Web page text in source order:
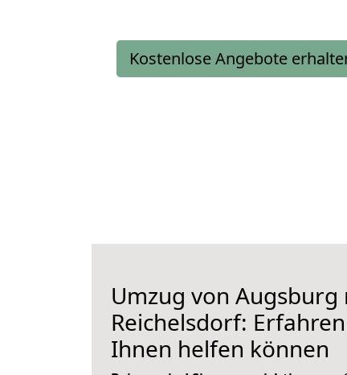
Kostenlose Angebote
Umzug von Augsburg
Reichelsdorf:
Ihnen helfen können